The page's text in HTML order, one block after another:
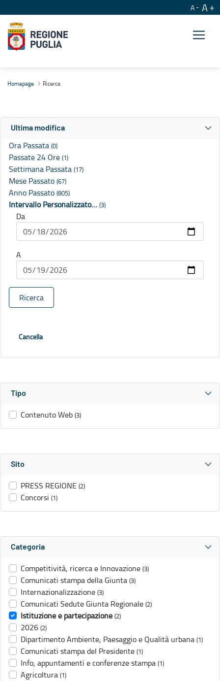
A A
Homepage Ricerca
Ultima modifica
Ora Passata (0)
Passate 24 Ore (1)
Settimana Passata (17)
Mese Passato (67)
Anno Passato (805)
Intervallo Personalizzato… (3)
Da
A
Ricerca
Cancella
Tipo
Contenuto Web (3)
Sito
PRESS REGIONE (2)
Concorsi (1)
Categoria
Competitività, ricerca e Innovazione (3)
Comunicati stampa della Giunta (3)
Internazionalizzazione (3)
Comunicati Sedute Giunta Regionale (2)
Istituzione e partecipazione (2)
2026 (2)
Dipartimento Ambiente, Paesaggio e Qualità urbana (1)
Comunicati stampa del Presidente (1)
Info, appuntamenti e conferenze stampa (1)
Agricoltura (1)